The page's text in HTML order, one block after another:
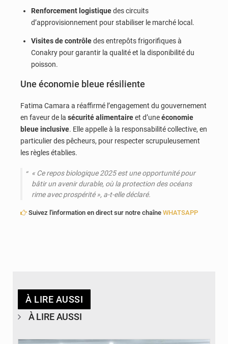
Renforcement logistiquedes circuits
d’approvisionnement pour stabiliser le marché local.
Visites de contrôledes entrepôts frigorifiques à
Conakry pour garantir la qualité et la disponibilité du
poisson.
Une économie bleue résiliente
Fatima Camara a réaffirmé l’engagement du gouvernement
en faveur de la sécurité alimentaireet d’uneéconomie
bleue inclusive. Elle appelle à la responsabilité collective, en
particulier des pêcheurs, pour respecter scrupuleusement
les règles établies.
« Ce repos biologique 2025 est une opportunité pour
bâtir un avenir durable, où la protection des océans
rime avec prospérité », a-t-elle déclaré.
Suivez l'information en direct sur notre chaîne WHATSAPP
À LIRE AUSSI
À LIRE AUSSI